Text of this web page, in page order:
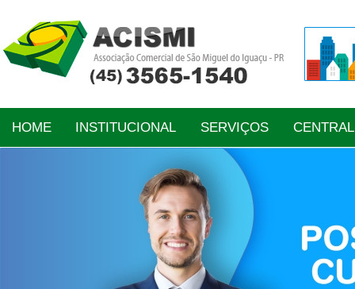
HOME INSTITUCIONAL SERVIÇOS